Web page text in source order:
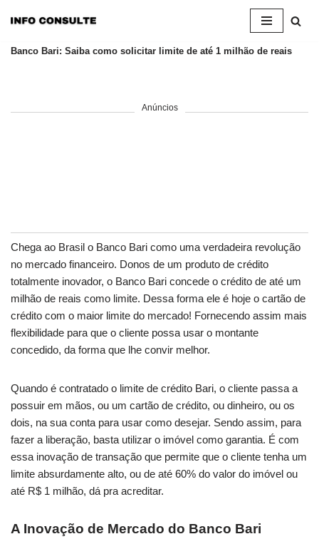
para
Banco Bari: Saiba como solicitar limite de até 1 milhão de reais
Anúncios
Chega ao Brasil o Banco Bari como uma verdadeira revolução
no mercado financeiro. Donos de um produto de crédito
totalmente inovador, o Banco Bari concede o crédito de até um
milhão de reais como limite. Dessa forma ele é hoje o cartão de
crédito com o maior limite do mercado! Fornecendo assim mais
flexibilidade para que o cliente possa usar o montante
concedido, da forma que lhe convir melhor.
Quando é contratado o limite de crédito Bari, o cliente passa a
possuir em mãos, ou um cartão de crédito, ou dinheiro, ou os
dois, na sua conta para usar como desejar. Sendo assim, para
fazer a liberação, basta utilizar o imóvel como garantia. É com
essa inovação de transação que permite que o cliente tenha um
limite absurdamente alto, ou de até 60% do valor do imóvel ou
até R$ 1 milhão, dá pra acreditar.
A Inovação de Mercado do Banco Bari